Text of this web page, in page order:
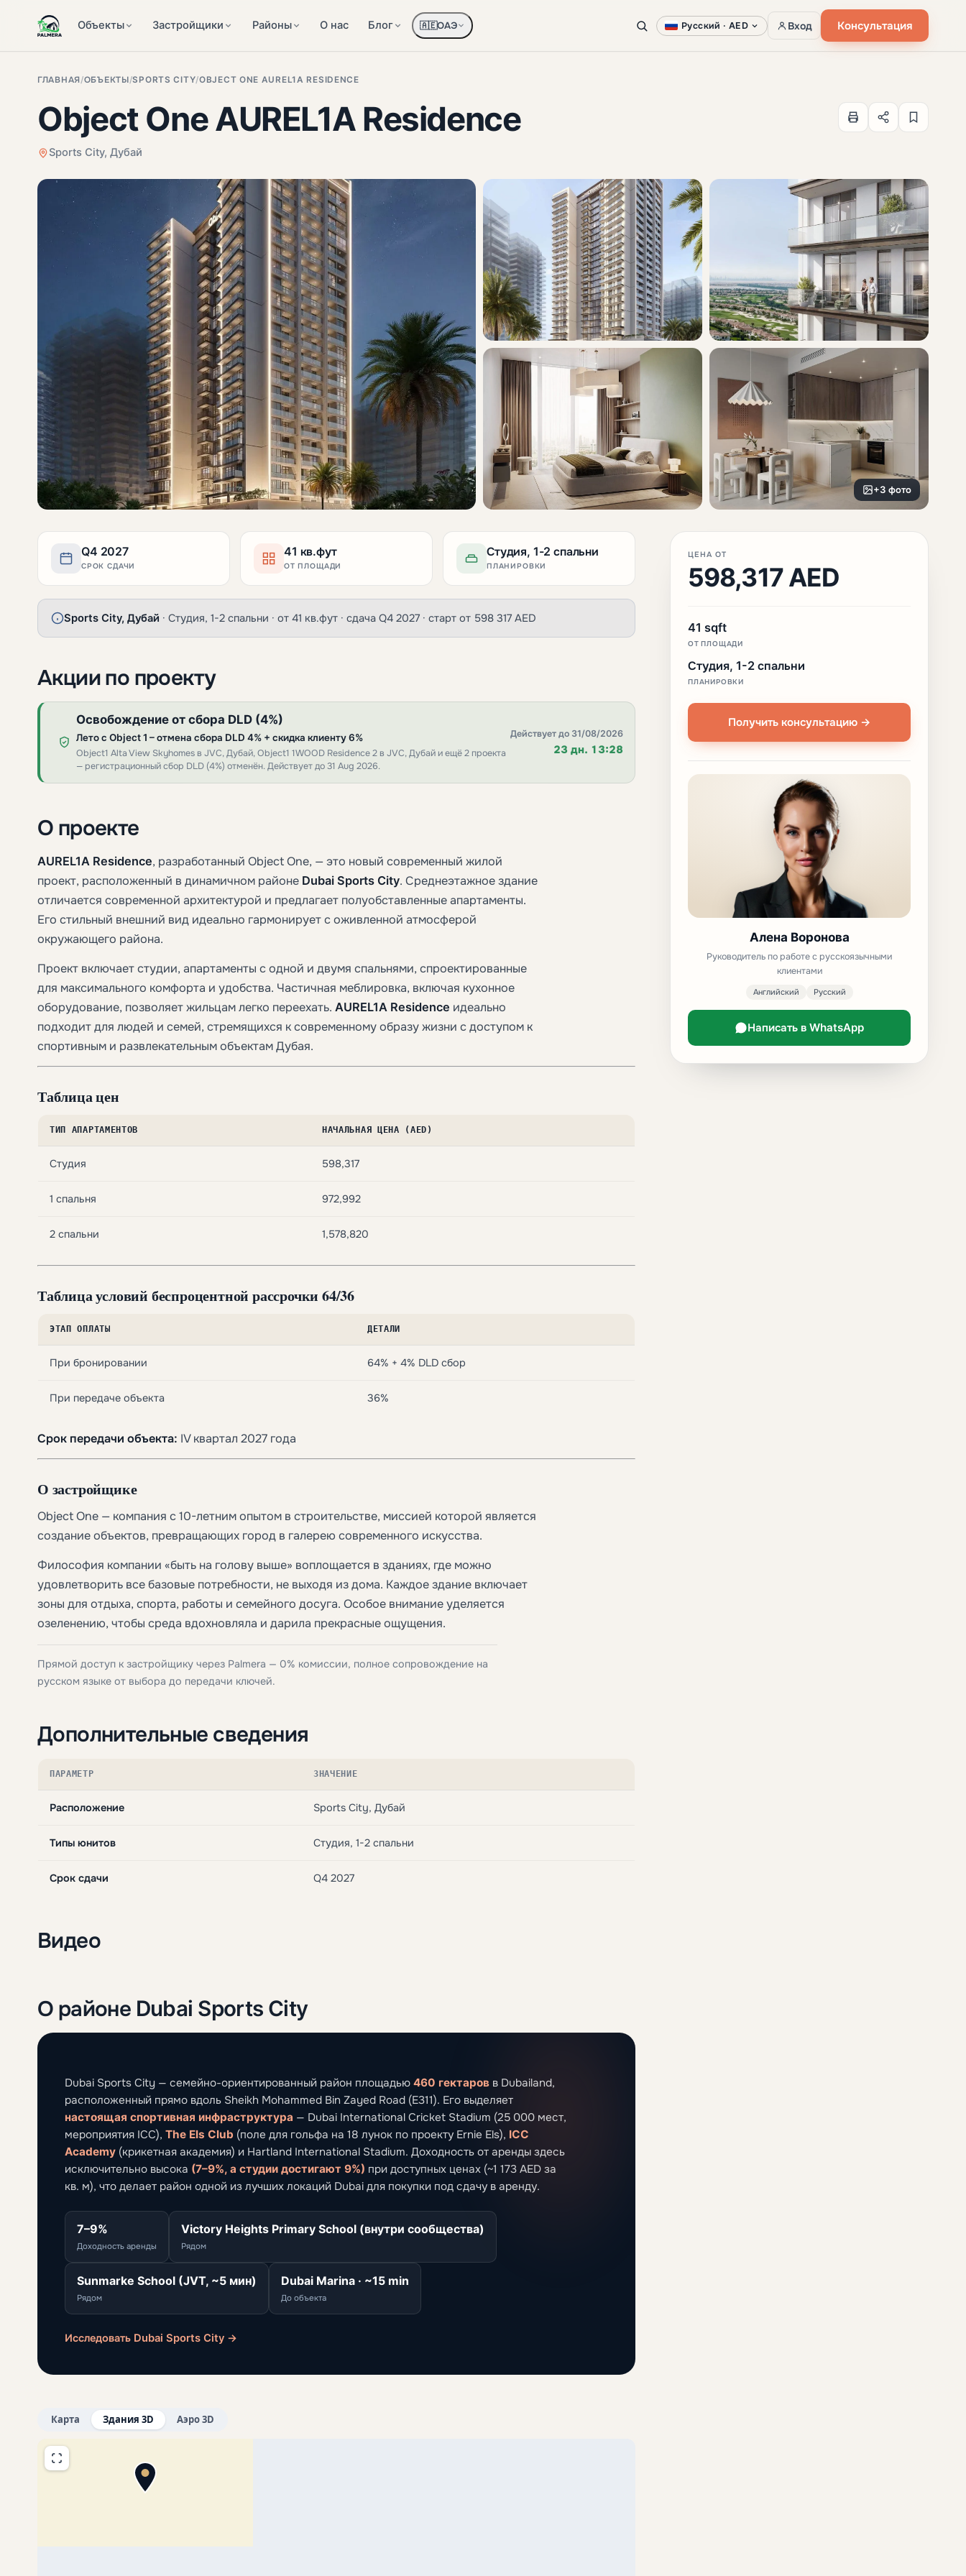
Объекты Застройщики Районы О нас Блог 🇦🇪ОАЭ Русский · AED Вход Консультация
ГЛАВНАЯ /ОБЪЕКТЫ/SPORTS CITY/OBJECT ONE AUREL1A RESIDENCE
Object One AUREL1A Residence
Sports City, Дубай
+3 фото
Q4 2027
СРОК СДАЧИ
41 кв.фут
ОТ ПЛОЩАДИ
Студия, 1-2 спальни
ПЛАНИРОВКИ
Sports City, Дубай · Студия, 1-2 спальни · от 41 кв.фут · сдача Q4 2027 · старт от 598 317 AED
Акции по проекту
Освобождение от сбора DLD (4%)
Лето с Object 1 – отмена сбора DLD 4% + скидка клиенту 6%
Object1 Alta View Skyhomes в JVC, Дубай, Object1 1WOOD Residence 2 в JVC, Дубай и ещё 2 проекта
— регистрационный сбор DLD (4%) отменён. Действует до 31 Aug 2026.
Действует до 31/08/2026
23 дн. 13:28
О проекте
AUREL1A Residence, разработанный Object One, — это новый современный жилой
проект, расположенный в динамичном районе Dubai Sports City. Среднеэтажное здание
отличается современной архитектурой и предлагает полуобставленные апартаменты.
Его стильный внешний вид идеально гармонирует с оживленной атмосферой
окружающего района.
Проект включает студии, апартаменты с одной и двумя спальнями, спроектированные
для максимального комфорта и удобства. Частичная меблировка, включая кухонное
оборудование, позволяет жильцам легко переехать. AUREL1A Residence идеально
подходит для людей и семей, стремящихся к современному образу жизни с доступом к
спортивным и развлекательным объектам Дубая.
Таблица цен
ТИП АПАРТАМЕНТОВ НАЧАЛЬНАЯ ЦЕНА (AED)
Студия 598,317
1 спальня 972,992
2 спальни 1,578,820
Таблица условий беспроцентной рассрочки 64/36
ЭТАП ОПЛАТЫ ДЕТАЛИ
При бронировании 64% + 4% DLD сбор
При передаче объекта 36%
Срок передачи объекта: IV квартал 2027 года
О застройщике
Object One — компания с 10-летним опытом в строительстве, миссией которой является
создание объектов, превращающих город в галерею современного искусства.
Философия компании «быть на голову выше» воплощается в зданиях, где можно
удовлетворить все базовые потребности, не выходя из дома. Каждое здание включает
зоны для отдыха, спорта, работы и семейного досуга. Особое внимание уделяется
озеленению, чтобы среда вдохновляла и дарила прекрасные ощущения.
Прямой доступ к застройщику через Palmera — 0% комиссии, полное сопровождение на
русском языке от выбора до передачи ключей.
Дополнительные сведения
ПАРАМЕТР ЗНАЧЕНИЕ
Расположение Sports City, Дубай
Типы юнитов Студия, 1-2 спальни
Срок сдачи Q4 2027
Видео
О районе Dubai Sports City
Dubai Sports City — семейно-ориентированный район площадью 460 гектаров в Dubailand,
расположенный прямо вдоль Sheikh Mohammed Bin Zayed Road (E311). Его выделяет
настоящая спортивная инфраструктура — Dubai International Cricket Stadium (25 000 мест,
мероприятия ICC), The Els Club (поле для гольфа на 18 лунок по проекту Ernie Els), ICC
Academy (крикетная академия) и Hartland International Stadium. Доходность от аренды здесь
исключительно высока (7–9%, а студии достигают 9%) при доступных ценах (~1 173 AED за
кв. м), что делает район одной из лучших локаций Dubai для покупки под сдачу в аренду.
7–9%
Доходность аренды
Victory Heights Primary School (внутри сообщества)
Рядом
Sunmarke School (JVT, ~5 мин)
Рядом
Dubai Marina · ~15 min
До объекта
Исследовать Dubai Sports City →
Карта Здания 3D Аэро 3D
ЦЕНА ОТ
598,317 AED
41 sqft
ОТ ПЛОЩАДИ
Студия, 1-2 спальни
ПЛАНИРОВКИ
Получить консультацию →
Алена Воронова
Руководитель по работе с русскоязычными
клиентами
Английский Русский
Написать в WhatsApp